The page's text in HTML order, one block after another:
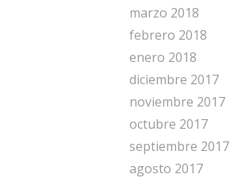
marzo 2018
febrero 2018
enero 2018
diciembre 2017
noviembre 2017
octubre 2017
septiembre 2017
agosto 2017